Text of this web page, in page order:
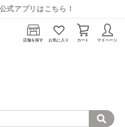
式アプリはこちら！
店舗を探す お気に入り カート マイページ